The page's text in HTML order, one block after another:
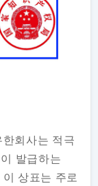
회사는 적극
발급하는
상표는 주로